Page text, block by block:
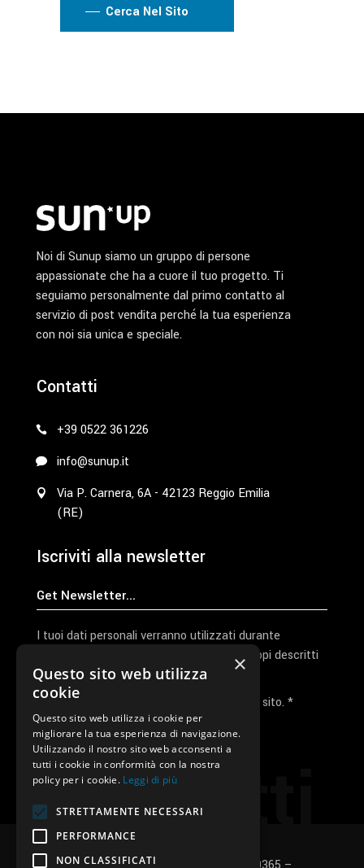
Cerca Nel Sito
Contatti
Noi di Sunup siamo un gruppo di persone
appassionate che ha a cuore il tuo progetto. Ti
seguiamo personalmente dal primo contatto al
servizio di post vendita perché la tua esperienza
con noi sia unica e speciale.
Contatti
+39 0522 361226
info@sunup.it
Via P. Carnera, 6A - 42123 Reggio Emilia
(RE)
Iscriviti alla newsletter
I tuoi dati personali verranno utilizzati durante
l'elaborazione della richiesta e per altri scopi descritti
nella nostraprivacy policy
Ho letto e accetto la privacy policy del sito. *
Invia I Dati
×
Questo sito web utilizza
cookie
Questo sito web utilizza i cookie per
migliorare la tua esperienza di navigazione.
Utilizzando il nostro sito web acconsenti a
tutti i cookie in conformità con la nostra
policy per i cookie. Leggi di più
STRETTAMENTE NECESSARI
PERFORMANCE
NON CLASSIFICATI